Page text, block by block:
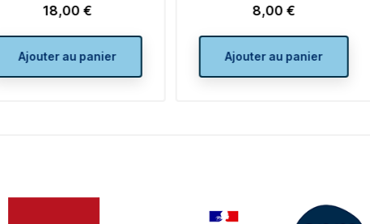
Prix
18,00 €
Ajouter au panier
Prix
8,00 €
Ajouter au panier